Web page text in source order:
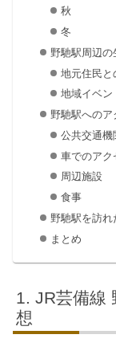
秋
冬
野馳駅周辺
地元住民と
地域イベン
野馳駅への
公共交通機
車でのアク
周辺施設
食事
野馳駅を訪れ
まとめ
JR芸備線
想